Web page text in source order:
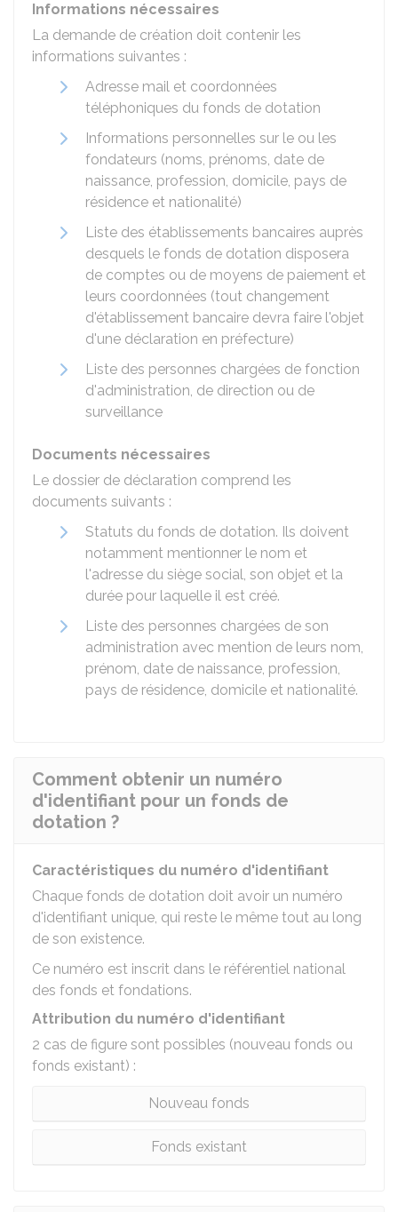
Informations nécessaires
La demande de création doit contenir les
informations suivantes :
Adresse mail et coordonnées
téléphoniques du fonds de dotation
Informations personnelles sur le ou les
fondateurs (noms, prénoms, date de
naissance, profession, domicile, pays de
résidence et nationalité)
Liste des établissements bancaires auprès
desquels le fonds de dotation disposera
de comptes ou de moyens de paiement et
leurs coordonnées (tout changement
d'établissement bancaire devra faire l'objet
d'une déclaration en préfecture)
Liste des personnes chargées de fonction
d'administration, de direction ou de
surveillance
Documents nécessaires
Le dossier de déclaration comprend les
documents suivants :
Statuts du fonds de dotation. Ils doivent
notamment mentionner le nom et
l'adresse du siège social, son objet et la
durée pour laquelle il est créé.
Liste des personnes chargées de son
administration avec mention de leurs nom,
prénom, date de naissance, profession,
pays de résidence, domicile et nationalité.
Comment obtenir un numéro
d'identifiant pour un fonds de
dotation ?
Caractéristiques du numéro d'identifiant
Chaque fonds de dotation doit avoir un numéro
d'identifiant unique, qui reste le même tout au long
de son existence.
Ce numéro est inscrit dans le référentiel national
des fonds et fondations.
Attribution du numéro d'identifiant
2 cas de figure sont possibles (nouveau fonds ou
fonds existant) :
Nouveau fonds
Fonds existant